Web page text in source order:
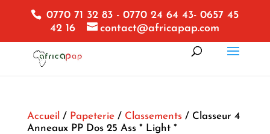
0770 71 32 83 - 0770 24 64 43- 0657 45
42 16
contact@africapap.com
Accueil / Papeterie/ Classements/ Classeur 4
Anneaux PP Dos 25 Ass * Light *